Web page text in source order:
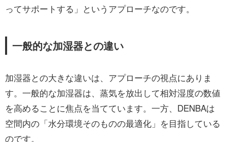
ってサポートする」というアプローチなのです。
一般的な加湿器との違い
加湿器との大きな違いは、アプローチの視点にありま
す。一般的な加湿器は、蒸気を放出して相対湿度の数値
を高めることに焦点を当てています。一方、DENBAは
空間内の「水分環境そのものの最適化」を目指している
のです。